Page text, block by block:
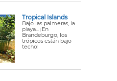
Tropical Islands
Bajo las palmeras, la
playa... ¡En
Brandeburgo, los
trópicos están bajo
techo!